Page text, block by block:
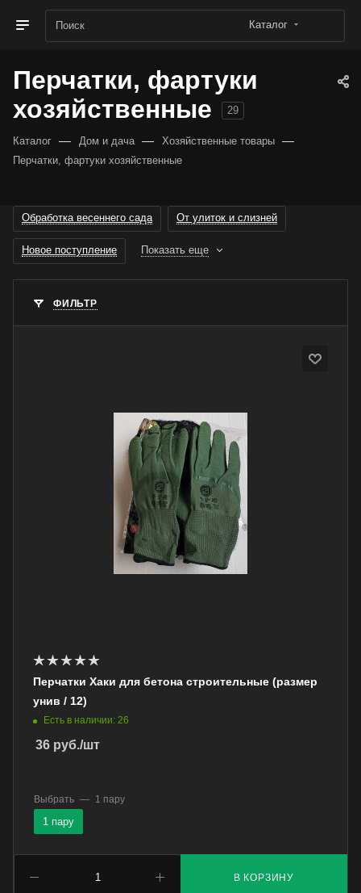
Каталог
Перчатки, фартуки
хозяйственные
29
Каталог — Дом и дача — Хозяйственные товары —
Перчатки, фартуки хозяйственные
Обработка весеннего сада От улиток и слизней
Новое поступление Показать еще
ФИЛЬТР
Перчатки Хаки для бетона строительные (размер
унив / 12)
Есть в наличии: 26
36 руб./шт
В КОРЗИНУ
Выбрать — 1 пару
1 пару